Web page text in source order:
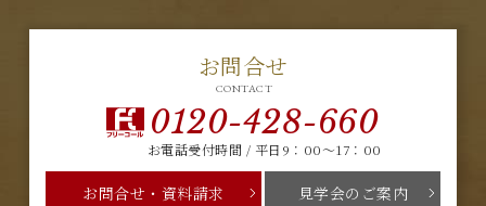
お問合せ
CONTACT
0120-428-660
お電話受付時間 / 平日9：00～17：00
お問合せ・資料請求 見学会のご案内